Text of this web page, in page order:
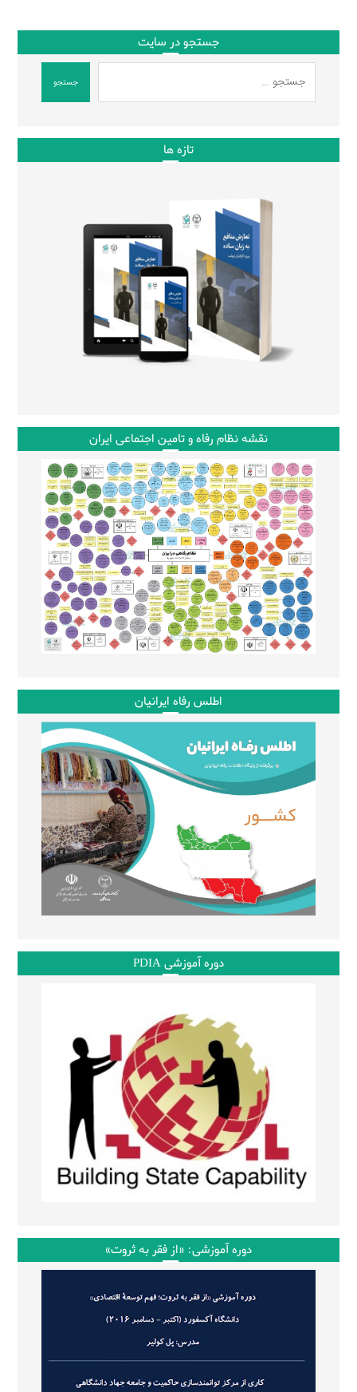
جستجو در سایت
جستجو
تازه ها
نقشه نظام رفاه و تامین اجتماعی ایران
اطلس رفاه ایرانیان
دوره آموزشی PDIA
دوره آموزشی: «از فقر به ثروت»